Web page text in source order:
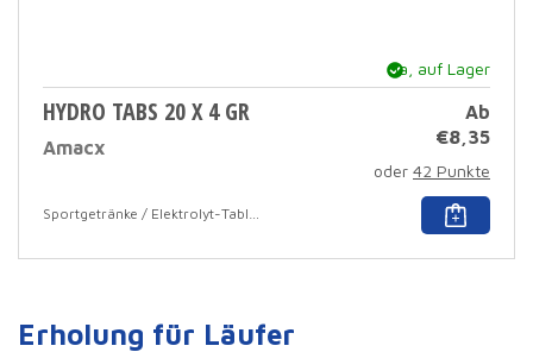
Ja, auf Lager
HYDRO TABS 20 X 4 GR
Amacx
Ab
€8,35
oder 42 Punkte
Sportgetränke / Elektrolyt-Tabletten
Erholung für Läufer